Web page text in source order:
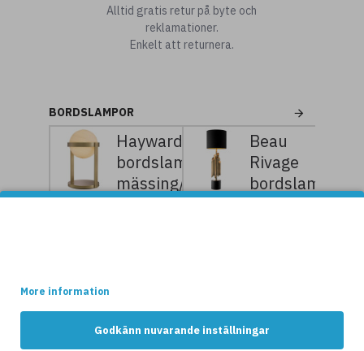
More information
Godkänn nuvarande inställningar
Alltid gratis retur på byte och
reklamationer.
Enkelt att returnera.
BORDSLAMPOR
Hayward
bordslampa
mässing/vit
38 cm
Beau
Rivage
bordslampa
mässing/svart
NYHETER